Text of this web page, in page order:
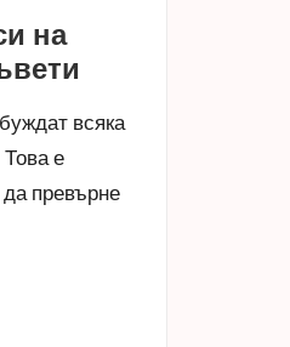
на
всяка
е
превърне